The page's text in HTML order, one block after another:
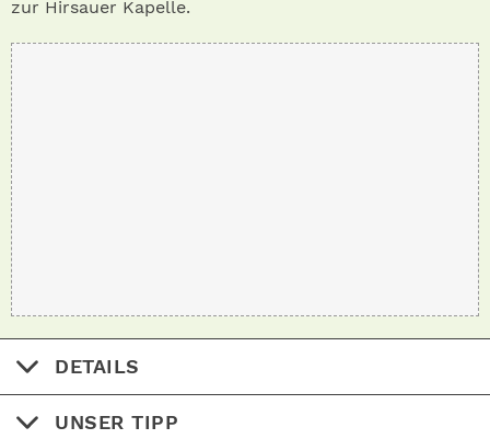
zur Hirsauer Kapelle.
DETAILS
UNSER TIPP